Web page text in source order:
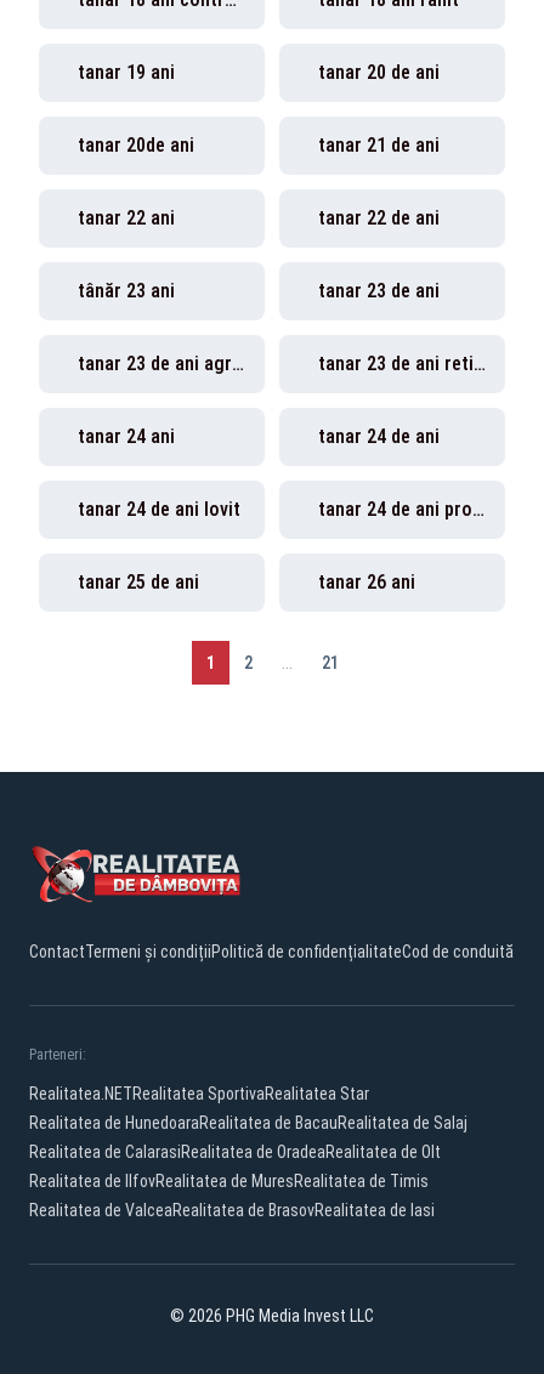
tanar 19 ani tanar 20 de ani
tanar 20de ani tanar 21 de ani
tanar 22 ani tanar 22 de ani
tânăr 23 ani tanar 23 de ani
tanar 23 de ani agresor tanar 23 de ani retinut
tanar 24 ani tanar 24 de ani
tanar 24 de ani lovit tanar 24 de ani produlesti
tanar 25 de ani tanar 26 ani
1 2 21
ContactTermeni și condițiiPolitică de confidențialitateCod de conduită
Parteneri:
Realitatea.NETRealitatea SportivaRealitatea Star
Realitatea de HunedoaraRealitatea de BacauRealitatea de Salaj
Realitatea de CalarasiRealitatea de OradeaRealitatea de Olt
Realitatea de IlfovRealitatea de MuresRealitatea de Timis
Realitatea de ValceaRealitatea de BrasovRealitatea de Iasi
© 2026 PHG Media Invest LLC